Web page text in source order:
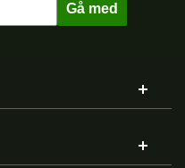
Gå med
länkar